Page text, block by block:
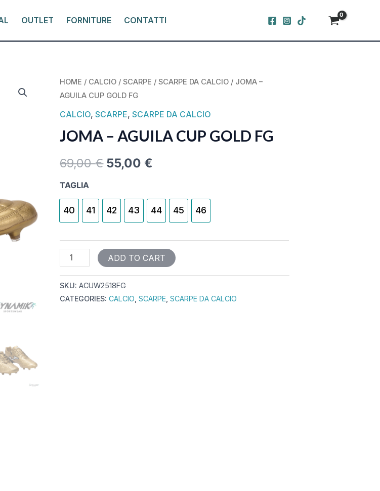
OUTLET FORNITURE CONTATTI
HOME / CALCIO /SCARPE /SCARPE DA CALCIO / JOMA –
AGUILA CUP GOLD FG
CALCIO,SCARPE,SCARPE DA CALCIO
JOMA – AGUILA CUP GOLD FG
69,00€
ORIGINAL
PRICE
WAS:
55,00 €
CURRENT
PRICE
IS:
TAGLIA
40 41 42 43 44 45 46
JOMA
-
AGUILA
GOLD
QUANTITY
ADD TO CART
SKU:ACUW2518FG
CATEGORIES:CALCIO ,SCARPE ,SCARPE DA CALCIO